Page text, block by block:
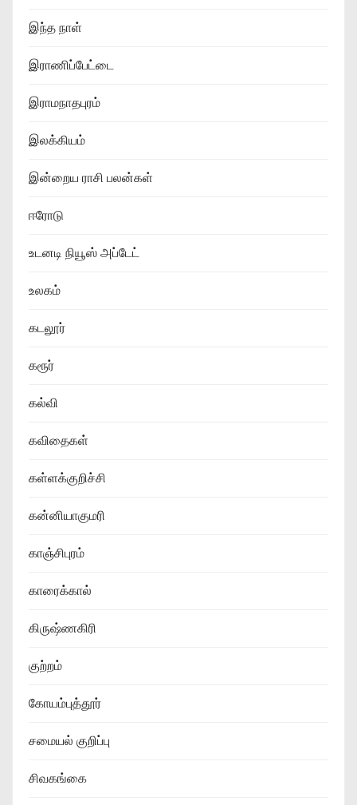
இந்த நாள்
இராணிப்பேட்டை
இராமநாதபுரம்
இலக்கியம்
இன்றைய ராசி பலன்கள்
ஈரோடு
உடனடி நியூஸ் அப்டேட்
உலகம்
கடலூர்
கரூர்
கல்வி
கவிதைகள்
கள்ளக்குறிச்சி
கன்னியாகுமரி
காஞ்சிபுரம்
காரைக்கால்
கிருஷ்ணகிரி
குற்றம்
கோயம்புத்தூர்
சமையல் குறிப்பு
சிவகங்கை